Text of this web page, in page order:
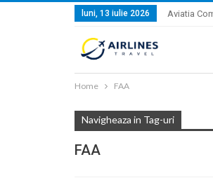
luni, 13 iulie 2026 Aviatia
Home FAA
Navigheaza in Tag-uri
FAA